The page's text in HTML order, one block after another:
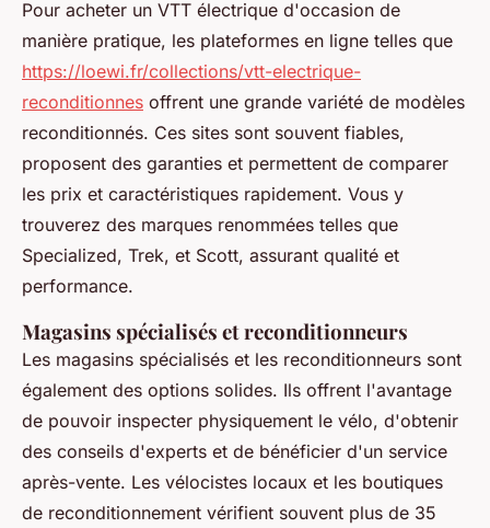
Pour acheter un VTT électrique d'occasion de
manière pratique, les plateformes en ligne telles que
https://loewi.fr/collections/vtt-electrique-
reconditionnes offrent une grande variété de modèles
reconditionnés. Ces sites sont souvent fiables,
proposent des garanties et permettent de comparer
les prix et caractéristiques rapidement. Vous y
trouverez des marques renommées telles que
Specialized, Trek, et Scott, assurant qualité et
performance.
Magasins spécialisés et reconditionneurs
Les magasins spécialisés et les reconditionneurs sont
également des options solides. Ils offrent l'avantage
de pouvoir inspecter physiquement le vélo, d'obtenir
des conseils d'experts et de bénéficier d'un service
après-vente. Les vélocistes locaux et les boutiques
de reconditionnement vérifient souvent plus de 35